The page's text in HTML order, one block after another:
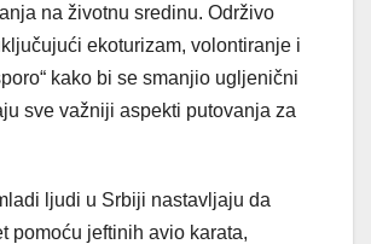
na životnu sredinu. Održivo
ekoturizam, volontiranje i
kako bi se smanjio ugljenični
sve važniji aspekti putovanja za
ljudi u Srbiji nastavljaju da
pomoću jeftinih avio karata,